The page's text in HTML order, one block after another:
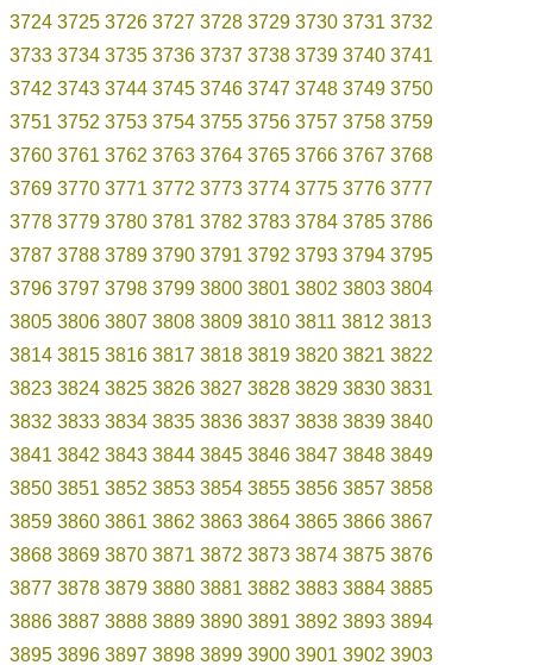
3724 3725 3726 3727 3728 3729 3730 3731 3732
3733 3734 3735 3736 3737 3738 3739 3740 3741
3742 3743 3744 3745 3746 3747 3748 3749 3750
3751 3752 3753 3754 3755 3756 3757 3758 3759
3760 3761 3762 3763 3764 3765 3766 3767 3768
3769 3770 3771 3772 3773 3774 3775 3776 3777
3778 3779 3780 3781 3782 3783 3784 3785 3786
3787 3788 3789 3790 3791 3792 3793 3794 3795
3796 3797 3798 3799 3800 3801 3802 3803 3804
3805 3806 3807 3808 3809 3810 3811 3812 3813
3814 3815 3816 3817 3818 3819 3820 3821 3822
3823 3824 3825 3826 3827 3828 3829 3830 3831
3832 3833 3834 3835 3836 3837 3838 3839 3840
3841 3842 3843 3844 3845 3846 3847 3848 3849
3850 3851 3852 3853 3854 3855 3856 3857 3858
3859 3860 3861 3862 3863 3864 3865 3866 3867
3868 3869 3870 3871 3872 3873 3874 3875 3876
3877 3878 3879 3880 3881 3882 3883 3884 3885
3886 3887 3888 3889 3890 3891 3892 3893 3894
3895 3896 3897 3898 3899 3900 3901 3902 3903